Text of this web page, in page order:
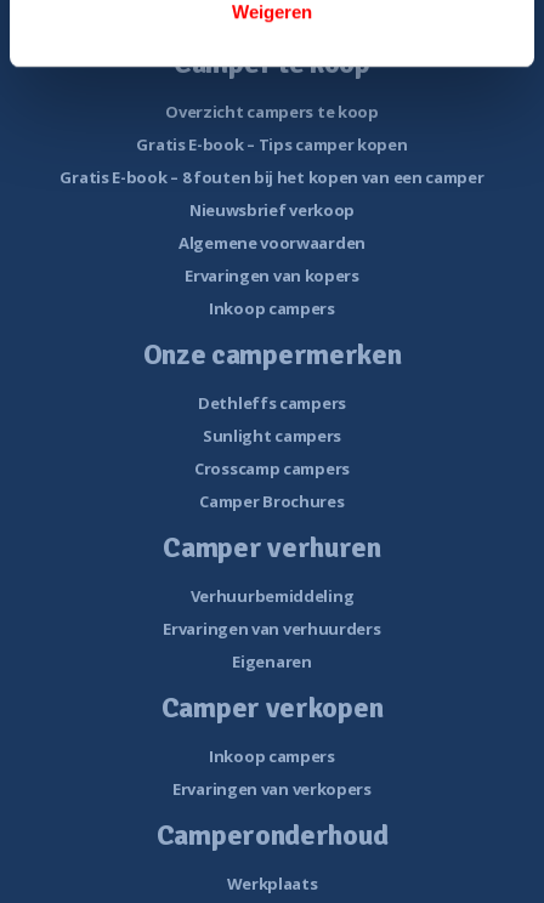
Weigeren
Veel voorkomende storingen onderweg
Camper te koop
Overzicht campers te koop
Gratis E-book – Tips camper kopen
Gratis E-book – 8 fouten bij het kopen van een camper
Nieuwsbrief verkoop
Algemene voorwaarden
Ervaringen van kopers
Inkoop campers
Onze campermerken
Dethleffs campers
Sunlight campers
Crosscamp campers
Camper Brochures
Camper verhuren
Verhuurbemiddeling
Ervaringen van verhuurders
Eigenaren
Camper verkopen
Inkoop campers
Ervaringen van verkopers
Camperonderhoud
Werkplaats